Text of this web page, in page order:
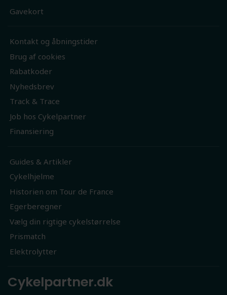
Gavekort
Kontakt og åbningstider
Brug af cookies
Rabatkoder
Nyhedsbrev
Track & Trace
Job hos Cykelpartner
Finansiering
Guides & Artikler
Cykelhjelme
Historien om Tour de France
Egerberegner
Vælg din rigtige cykelstørrelse
Prismatch
Elektrolytter
Cykelpartner.dk